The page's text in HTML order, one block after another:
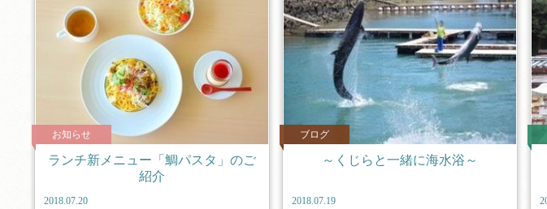
お知らせ
ランチ新メニュー「鯛パスタ」のご
紹介
2018.07.20
ブログ
～くじらと一緒に海水浴～
2018.07.19